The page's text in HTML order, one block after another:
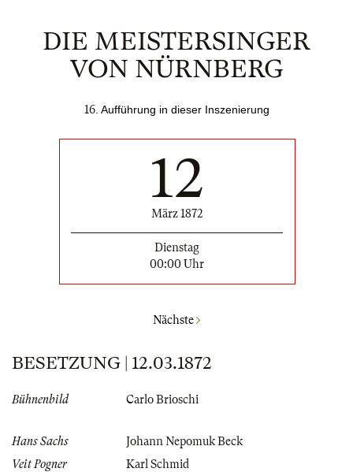
DIE MEISTERSINGER
VON NÜRNBERG
16. Aufführung in dieser Inszenierung
12
März 1872
Dienstag
00:00 Uhr
Nächste
BESETZUNG | 12.03.1872
Bühnenbild Carlo Brioschi
Hans Sachs
Johann Nepomuk Beck
Veit Pogner
Karl Schmid